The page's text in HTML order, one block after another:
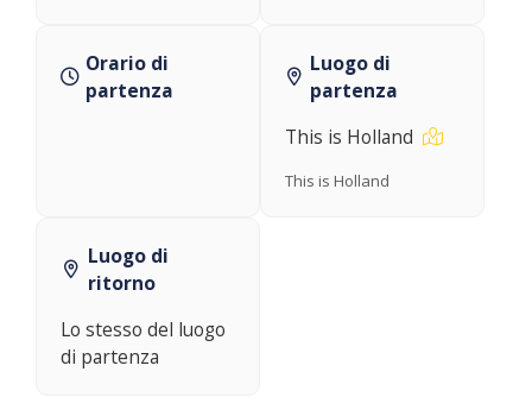
Orario di
partenza
Luogo di
partenza
This is Holland
This is Holland
Luogo di
ritorno
Lo stesso del luogo
di partenza